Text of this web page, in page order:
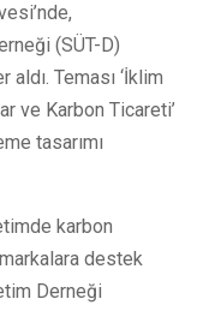
(SÜT-D)
Teması ‘İklim
ve Karbon Ticareti’
tasarımı
karbon
destek
Derneği